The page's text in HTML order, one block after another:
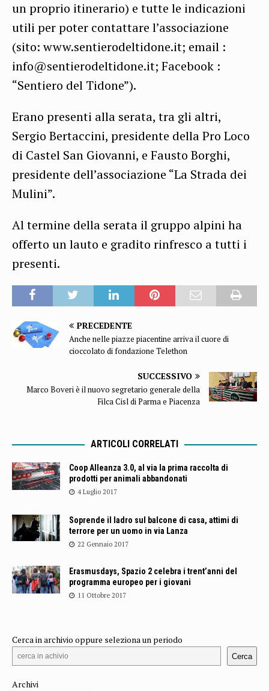
un proprio itinerario) e tutte le indicazioni
utili per poter contattare l’associazione
(sito: www.sentierodeltidone.it; email :
info@sentierodeltidone.it; Facebook :
“Sentiero del Tidone”).
Erano presenti alla serata, tra gli altri,
Sergio Bertaccini, presidente della Pro Loco
di Castel San Giovanni, e Fausto Borghi,
presidente dell’associazione “La Strada dei
Mulini”.
Al termine della serata il gruppo alpini ha
offerto un lauto e gradito rinfresco a tutti i
presenti.
PRECEDENTE
Anche nelle piazze piacentine arriva il cuore di
cioccolato di fondazione Telethon
SUCCESSIVO
Marco Boveri è il nuovo segretario generale della
Filca Cisl di Parma e Piacenza
ARTICOLI CORRELATI
Coop Alleanza 3.0, al via la prima raccolta di
prodotti per animali abbandonati
4 Luglio 2017
Soprende il ladro sul balcone di casa, attimi di
terrore per un uomo in via Lanza
22 Gennaio 2017
Erasmusdays, Spazio 2 celebra i trent’anni del
programma europeo per i giovani
11 Ottobre 2017
Cerca in archivio oppure seleziona un periodo
Cerca
Archivi